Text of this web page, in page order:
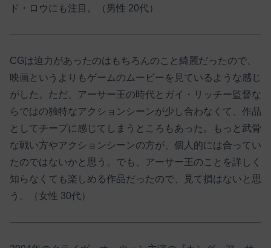
ド・ロウにも注目。（男性 20代）
CGは迫力があったのはもちろんのこと綺麗だったので、
映画というよりもゲームのムービーを見ているような感じ
がした。ただ、アーサー王の時代とガイ・リッチー監督な
らではの独特なアクションシーンが少し合わなくて、作品
としてチープに感じてしまうところもあった。もっと武骨
な戦い方やアクションシーンの方が、個人的には合ってい
たのではないかと思う。でも、アーサー王のことを詳しく
知らなくても楽しめる作品だったので、見て損はないと思
う。（女性 30代）